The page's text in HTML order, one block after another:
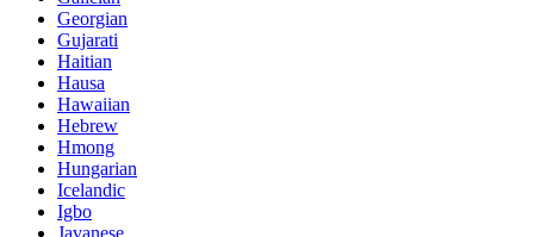
Georgian
Gujarati
Haitian
Hausa
Hawaiian
Hebrew
Hmong
Hungarian
Icelandic
Igbo
Javanese